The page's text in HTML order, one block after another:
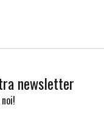
newsletter